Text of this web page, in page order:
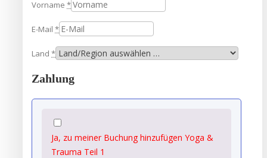
Vorname*
E-Mail*
Land*
Zahlung
Ja, zu meiner Buchung hinzufügen Yoga &
Trauma Teil 1